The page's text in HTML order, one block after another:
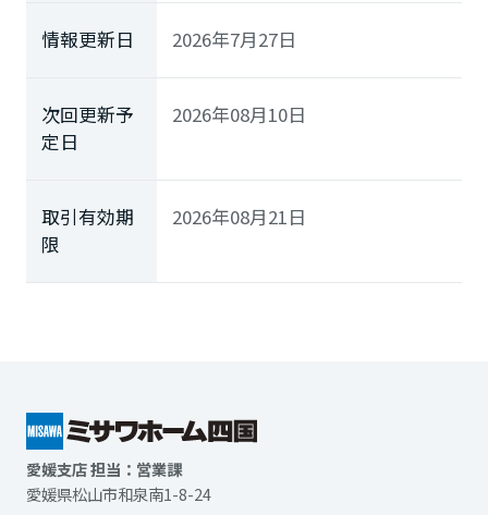
情報更新日 2026年7月27日
次回更新予
定日
2026年08月10日
取引有効期
限
2026年08月21日
愛媛支店 担当：営業課
愛媛県松山市和泉南1-8-24